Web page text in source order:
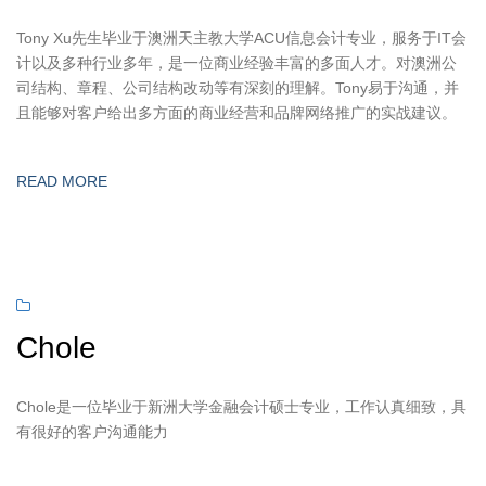
Tony Xu先生毕业于澳洲天主教大学ACU信息会计专业，服务于IT会
计以及多种行业多年，是一位商业经验丰富的多面人才。对澳洲公
司结构、章程、公司结构改动等有深刻的理解。Tony易于沟通，并
且能够对客户给出多方面的商业经营和品牌网络推广的实战建议。
READ MORE
Chole
Chole是一位毕业于新洲大学金融会计硕士专业，工作认真细致，具
有很好的客户沟通能力